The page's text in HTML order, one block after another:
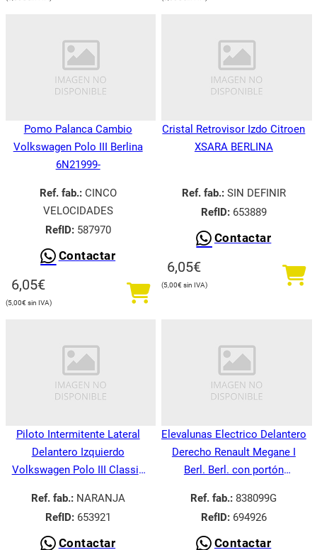
Pomo Palanca Cambio
Volkswagen Polo III Berlina
6N21999-
Ref. fab.:CINCO
VELOCIDADES
RefID:587970
Contactar
6,05€
5,00€
Cristal Retrovisor Izdo Citroen
XSARA BERLINA
Ref. fab.:SIN DEFINIR
RefID:653889
Contactar
6,05€
5,00€
Piloto Intermitente Lateral
Delantero Izquierdo
Volkswagen Polo III Classic
Ref. fab.:NARANJA
RefID:653921
Contactar
Elevalunas Electrico Delantero
Derecho Renault Megane I
Berl. Berl. con portón
Ref. fab.: 838099G
RefID:694926
Contactar